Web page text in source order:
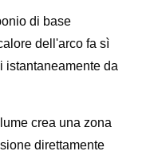
di base
dell'arco fa sì
istantaneamente da
crea una zona
direttamente